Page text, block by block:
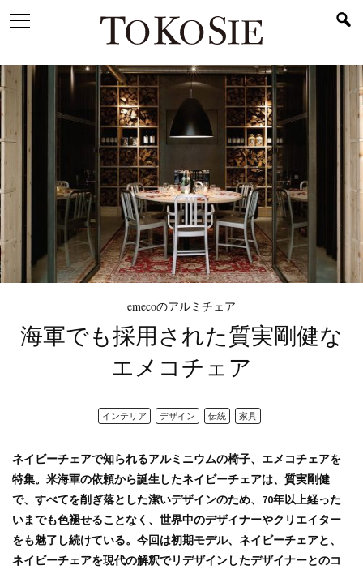
emecoのアルミチェア
海軍でも採用された質実剛健な
エメコチェア
インテリア デザイン 伝統 家具
ネイビーチェアで知られるアルミニウムの椅子、エメコチェアを
特集。米海軍の依頼から誕生したネイビーチェアは、質実剛健
で、すべてを削ぎ落とした潔いデザインのため、70年以上経った
いまでも色褪せることなく、世界中のデザイナーやクリエイター
をも魅了し続けている。今回は初期モデル、ネイビーチェアと、
ネイビーチェアを現代の解釈でリデザインしたデザイナーとのコ